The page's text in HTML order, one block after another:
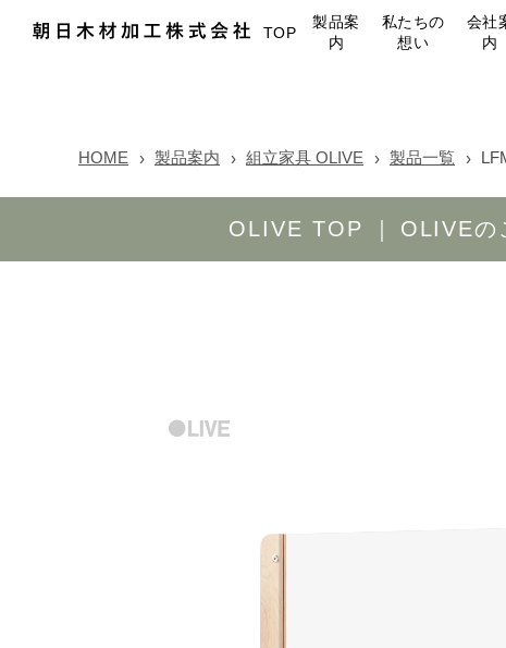
TOP
製品案
内
私たちの
想い
会社
内
HOME 製品案内 組立家具 OLIVE 製品一覧
OLIVE TOP OLIVEの